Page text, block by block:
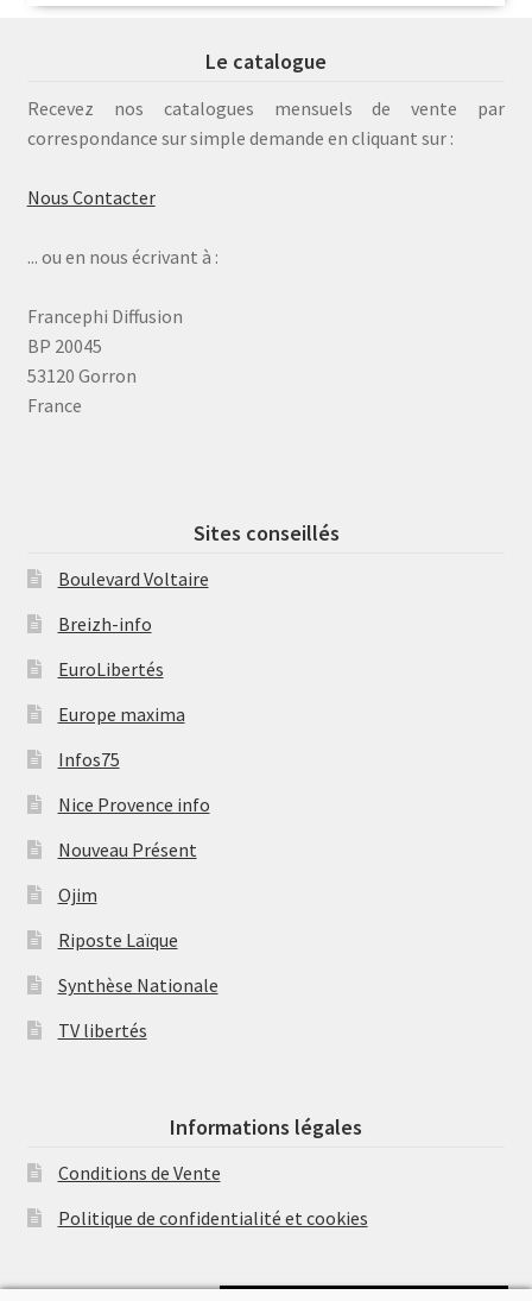
Le catalogue
Recevez nos catalogues mensuels de vente par
correspondance sur simple demande en cliquant sur :
Nous Contacter
... ou en nous écrivant à :
Francephi Diffusion
BP 20045
53120 Gorron
France
Sites conseillés
Boulevard Voltaire
Breizh-info
EuroLibertés
Europe maxima
Infos75
Nice Provence info
Nouveau Présent
Ojim
Riposte Laïque
Synthèse Nationale
TV libertés
Informations légales
Conditions de Vente
Politique de confidentialité et cookies